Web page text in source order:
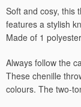
Soft and cosy, this
features a stylish
Made of 1
Always follow the
These chenille
colours. The two-